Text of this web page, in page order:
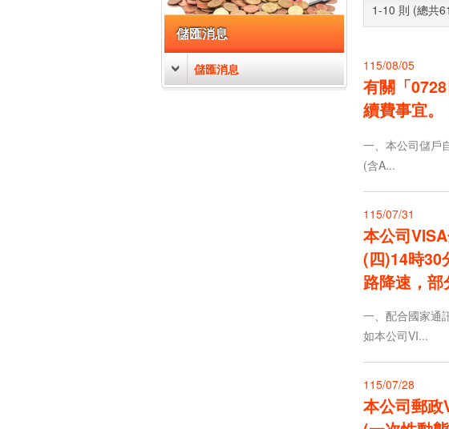
儲匯消息
儲匯消息
1-10 則 (總共
115/08/05
有關「
續費事宜。
一、本公司儲戶
(含A...
115/07/31
本公司
(四)14時30
路降速，部
一、配合國家通
如本公司VI...
115/07/28
本公司郵政